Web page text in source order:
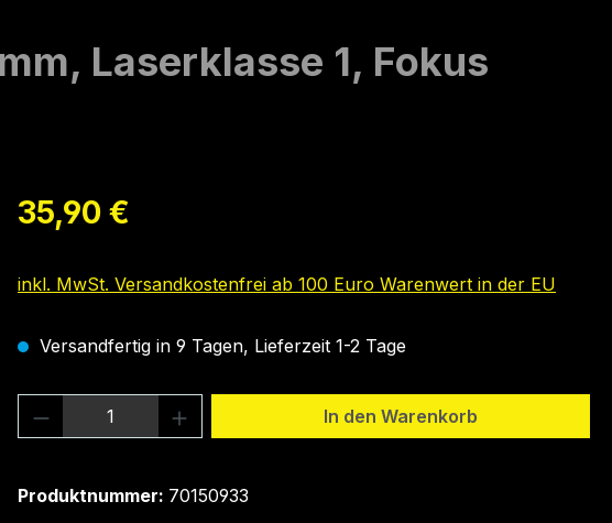
Laserklasse 1, Fokus
Regulärer Preis:
35,90 €
inkl. MwSt. Versandkostenfrei ab 100 Euro Warenwert in der EU
Versandfertig in 9 Tagen, Lieferzeit 1-2 Tage
Produkt Anzahl: Gib den gewünschten Wert
In den Warenkorb
Produktnummer: 70150933